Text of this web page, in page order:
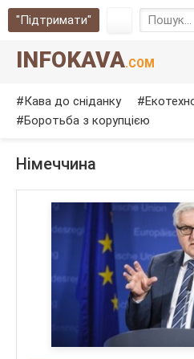
"Підтримати"
INFOKAVA.COM
Кава до сніданку
Боротьба з корупцією
Німеччина